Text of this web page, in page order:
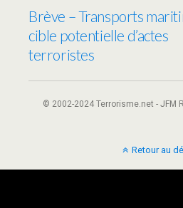
Brève – Transports
cible potentielle d’actes
terroristes
© 2002-2024 Terrorisme.net - JFM
Retour au